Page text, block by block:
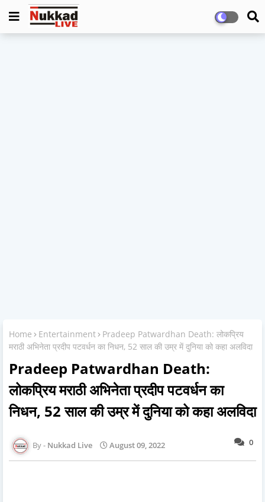
Home Entertainment
Pradeep Patwardhan Death: लोकप्रिय
मराठी अभिनेता प्रदीप पटवर्धन का निधन, 52 साल की उम्र में दुनिया को कहा अलविदा
Pradeep Patwardhan Death:
लोकप्रिय मराठी अभिनेता प्रदीप पटवर्धन का
निधन, 52 साल की उम्र में दुनिया को कहा अलविदा
0
Nukkad Live August 09, 2022